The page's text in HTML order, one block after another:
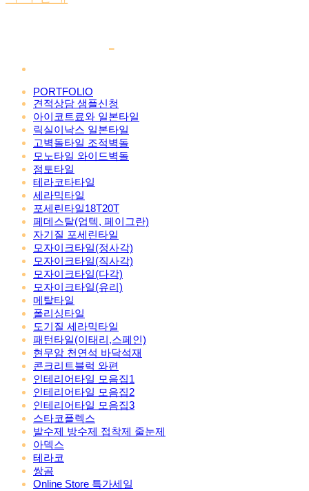
PORTFOLIO
견적상담 샘플신청
아이코트료와 일본타일
릭실이낙스 일본타일
고벽돌타일 조적벽돌
모노타일 와이드벽돌
점토타일
테라코타타일
세라믹타일
포세린타일18T20T
페데스탈(업텍, 페이그란)
자기질 포세린타일
모자이크타일(정사각)
모자이크타일(직사각)
모자이크타일(다각)
모자이크타일(유리)
메탈타일
폴리싱타일
도기질 세라믹타일
패턴타일(이태리,스페인)
현무암 천연석 바닥석재
콘크리트블럭 와편
인테리어타일 모음집1
인테리어타일 모음집2
인테리어타일 모음집3
스타코플렉스
발수제 방수제 접착제 줄눈제
아덱스
테라코
쌍곰
Online Store 특가세일